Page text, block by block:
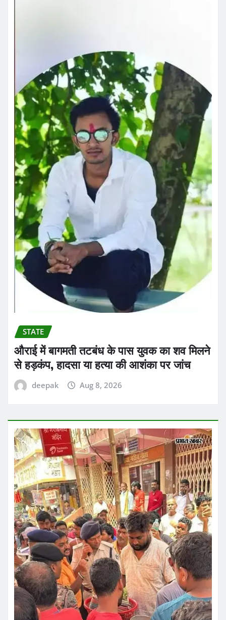
STATE
औराई में बागमती तटबंध के पास युवक का शव मिलने
से हड़कंप, हादसा या हत्या की आशंका पर जांच
deepak Aug 8, 2026